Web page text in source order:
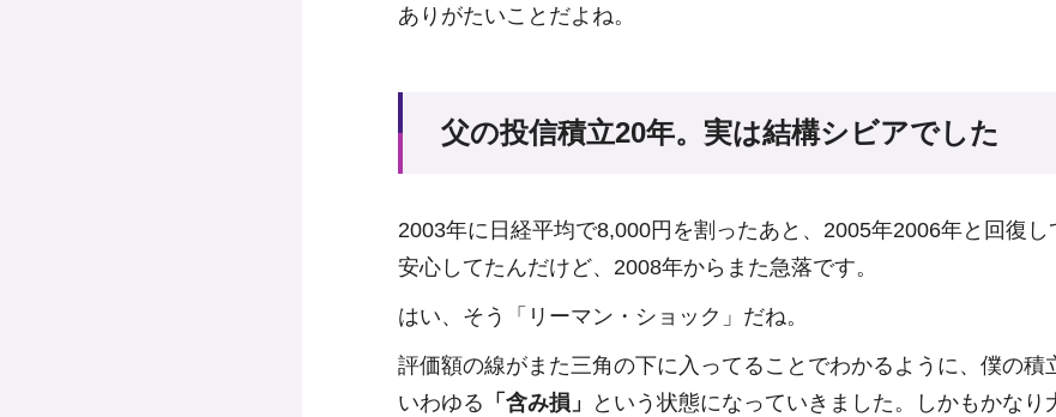
ありがたいことだよね。
父の投信積立20年。実は結構シビアでした
2003年に日経平均で8,000円を割ったあと、2005年2006年と回復し
安心してたんだけど、2008年からまた急落です。
はい、そう「リーマン・ショック」だね。
評価額の線がまた三角の下に入ってることでわかるように、僕の積
いわゆる 「含み損」 という状態になっていきました。しかもかなり